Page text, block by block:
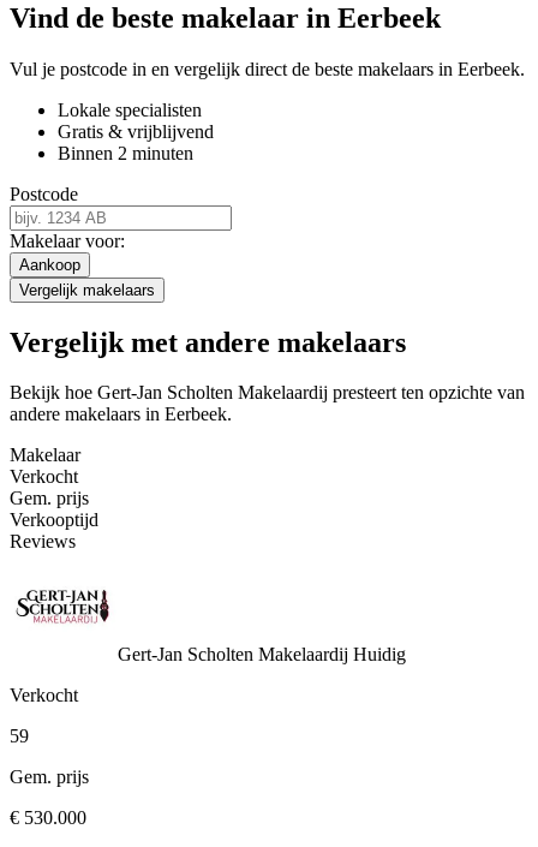
Vind de beste makelaar in Eerbeek
Vul je postcode in en vergelijk direct de beste makelaars in Eerbeek.
Lokale specialisten
Gratis & vrijblijvend
Binnen 2 minuten
Postcode
Makelaar voor:
Aankoop
Vergelijk makelaars
Vergelijk met andere makelaars
Bekijk hoe Gert-Jan Scholten Makelaardij presteert ten opzichte van
andere makelaars in Eerbeek.
Makelaar
Verkocht
Gem. prijs
Verkooptijd
Reviews
Gert-Jan Scholten Makelaardij Huidig
Verkocht
59
Gem. prijs
€ 530.000